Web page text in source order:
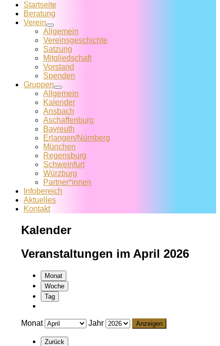
Startseite
Beratung
Verein
Allgemein
Vereins­geschichte
Satzung
Mitglied­schaft
Vorstand
Spenden
Gruppen
Allgemein
Kalender
Ansbach
Aschaffenburg
Bayreuth
Erlangen/Nürnberg
München
Regensburg
Schweinfurt
Würzburg
Partner*innen
Infobereich
Aktuelles
Kontakt
Kalender
Veranstaltungen im April 2026
Monat
Woche
Tag
Monat Jahr
Zurück